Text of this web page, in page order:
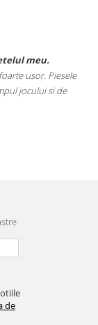
meu.
usor. Piesele
jocului si de
de